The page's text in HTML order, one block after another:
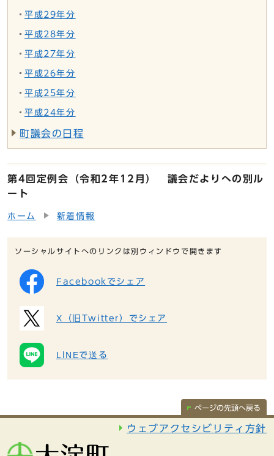
平成29年分
平成28年分
平成27年分
平成26年分
平成25年分
平成24年分
町議会の日程
第4回定例会（令和2年12月） 議会だよりへの別ル
ート
ホーム 新着情報
ソーシャルサイトへのリンクは別ウィンドウで開きます
Facebookでシェア
X（旧Twitter）でシェア
LINEで送る
ページの先頭へ戻る
ウェブアクセシビリティ方針